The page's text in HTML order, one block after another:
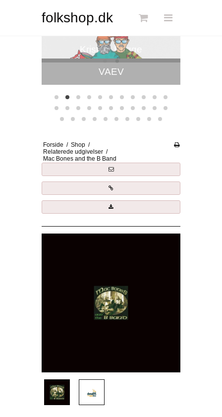
folkshop.dk
DKK
Kristian Bugge
Forside / Shop /
Relaterede udgivelser /
Mac Bones and the B Band